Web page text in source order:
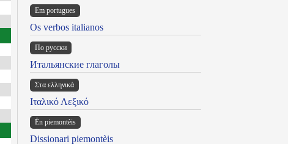
Em portugues
Os verbos italianos
По русски
Итальянские глаголы
Στα ελληνικά
Ιταλικό Λεξικό
Ën piemontèis
Dissionari piemontèis